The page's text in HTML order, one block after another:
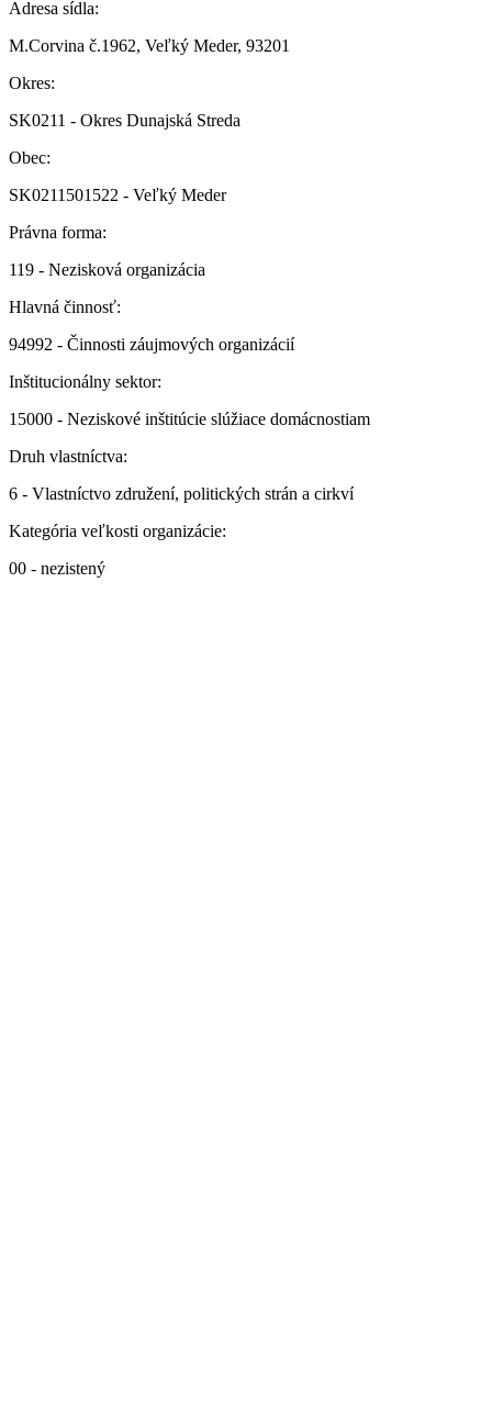
Adresa sídla:
M.Corvina č.1962, Veľký Meder, 93201
Okres:
SK0211 - Okres Dunajská Streda
Obec:
SK0211501522 - Veľký Meder
Právna forma:
119 - Nezisková organizácia
Hlavná činnosť:
94992 - Činnosti záujmových organizácií
Inštitucionálny sektor:
15000 - Neziskové inštitúcie slúžiace domácnostiam
Druh vlastníctva:
6 - Vlastníctvo združení, politických strán a cirkví
Kategória veľkosti organizácie:
00 - nezistený